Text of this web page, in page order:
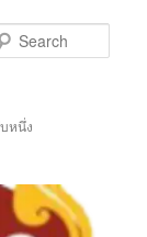
หนึ่ง